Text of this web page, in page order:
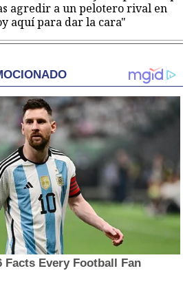
agredir a un pelotero rival en
aquí para dar la cara"